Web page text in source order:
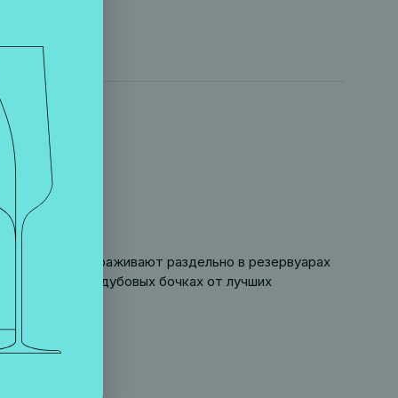
сбраживают раздельно в резервуарах
литровых дубовых бочках от лучших
16°C.